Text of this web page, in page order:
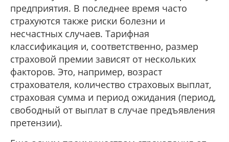
предприятия. В последнее время часто
страхуются также риски болезни и
несчастных случаев. Тарифная
классификация и, соответственно, размер
страховой премии зависят от нескольких
факторов. Это, например, возраст
страхователя, количество страховых выплат,
страховая сумма и период ожидания (период,
свободный от выплат в случае предъявления
претензии).